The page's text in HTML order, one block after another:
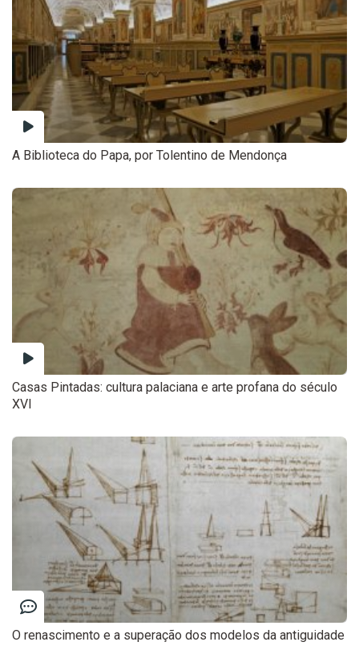
A Biblioteca do Papa, por Tolentino de Mendonça
Casas Pintadas: cultura palaciana e arte profana do século
XVI
O renascimento e a superação dos modelos da antiguidade